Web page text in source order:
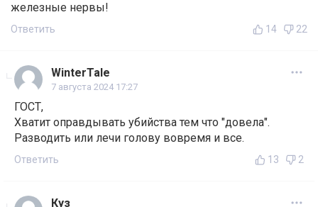
железные нервы!
Ответить 14 22
WinterTale
7 августа 2024 17:27
ГОСТ,
Хватит оправдывать убийства тем что "довела".
Разводить или лечи голову вовремя и все.
Ответить 13 2
Куз